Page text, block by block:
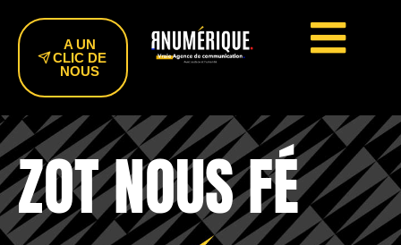
A UN
CLIC DE
NOUS
ZOT NOUS FÉ